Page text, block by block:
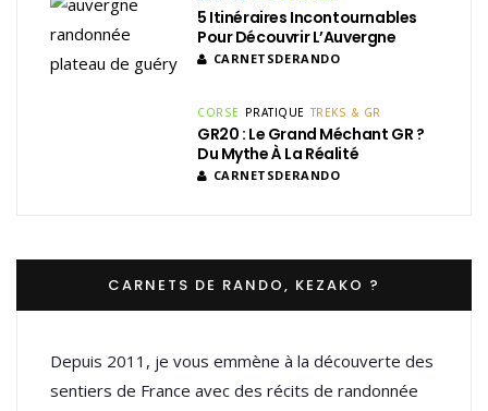
5 Itinéraires Incontournables
Pour Découvrir L’Auvergne
CARNETSDERANDO
CORSE PRATIQUE TREKS & GR
GR20 : Le Grand Méchant GR ?
Du Mythe À La Réalité
CARNETSDERANDO
CARNETS DE RANDO, KEZAKO ?
Depuis 2011, je vous emmène à la découverte des
sentiers de France avec des récits de randonnée